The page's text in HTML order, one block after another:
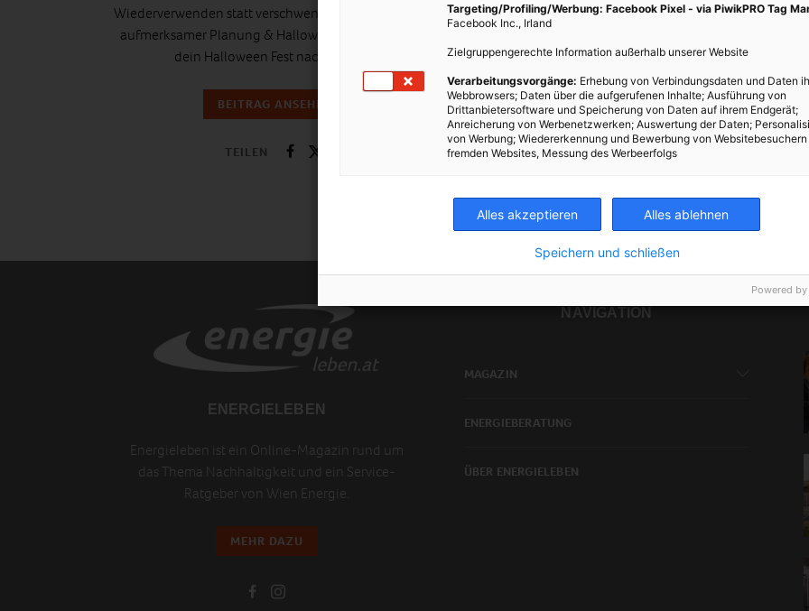
Wiederverwenden statt verschwenden – Mit ein wenig
aufmerksamer Planung & Halloween Upcycling wird
dein Halloween Fest nachhaltiger!
BEITRAG ANSEHEN
TEILEN
Halloween-Outfit auf Insta beitreten? Die Mitbewohner,
den Freund bzw. die Freundin oder die Family mit
unerwarteten Verkleidungen überraschen? Das geht!
Wir zeigen euch hier unsere nachhaltigen Halloween
DIY-Kostüme!
BEITRAG ANSEHEN
ENERGIELEBEN
Energieleben ist ein Online-Magazin rund um
das Thema Nachhaltigkeit und ein Service-
Ratgeber von Wien Energie.
MEHR DAZU
NAVIGATION
MAGAZIN
ENERGIEBERATUNG
ÜBER ENERGIELEBEN
Targeting/Profiling/Werbung: Facebook Pixel - via PiwikPRO Tag
Facebook Inc., Irland
Zielgruppengerechte Information außerhalb unserer Website
Verarbeitungsvorgänge: Erhebung von Verbindungsdaten und Daten
Webbrowsers; Daten über die aufgerufenen Inhalte; Ausführung von
Drittanbietersoftware und Speicherung von Daten auf ihrem Endgerät;
Anreicherung von Werbenetzwerken; Auswertung der Daten;
von Werbung; Wiedererkennung und Bewerbung von
fremden Websites, Messung des Werbeerfolgs
Alles akzeptieren Alles ablehnen
Speichern und schließen
Powered by